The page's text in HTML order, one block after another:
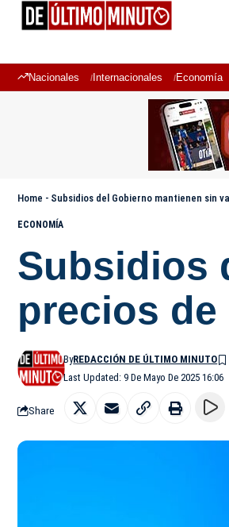
Nacionales Internacionales Economía
Home - Subsidios del Gobierno mantienen sin
ECONOMÍA
Subsidios
precios
Last Updated: 9 De Mayo De 2025 16:06
ByREDACCIÓN DE ÚLTIMO MINUTO
Share